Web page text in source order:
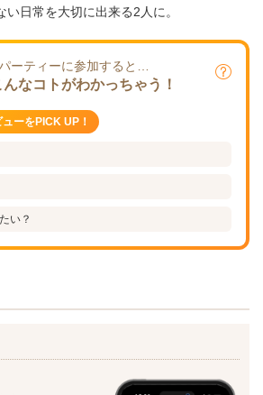
い日常を大切に出来る2人に。
ーティーに参加すると…
なコトがわかっちゃう！
ーをPICK UP！
い？